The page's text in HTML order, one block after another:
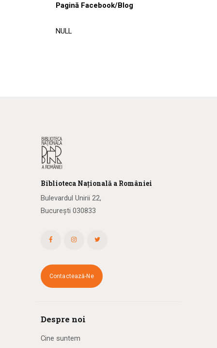
Pagină Facebook/Blog
NULL
Biblioteca Națională a României
Bulevardul Unirii 22,
București 030833
Contactează-Ne
Despre noi
Cine suntem